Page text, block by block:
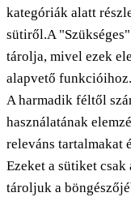
kategóriák alatt
sütiről.A
tárolja, mivel ezek
alapvető funkcióihoz.
A harmadik féltől
használatának
releváns tartalmakat
Ezeket a sütiket csak
tároljuk a